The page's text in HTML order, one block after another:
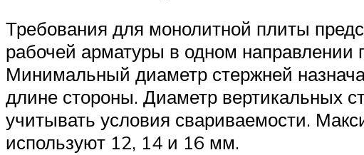
Требования для монолитной плиты
рабочей арматуры в одном
Минимальный диаметр стержней
длине стороны. Диаметр вертикальных
учитывать условия свариваемости.
используют 12, 14 и 16 мм.